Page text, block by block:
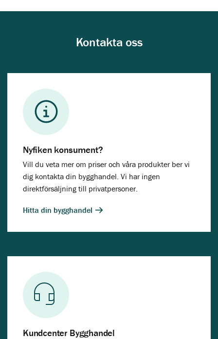
Kontakta oss
Nyfiken konsument?
Vill du veta mer om priser och våra produkter ber vi
dig kontakta din bygghandel. Vi har ingen
direktförsäljning till privatpersoner.
Hitta din bygghandel
Kundcenter Bygghandel